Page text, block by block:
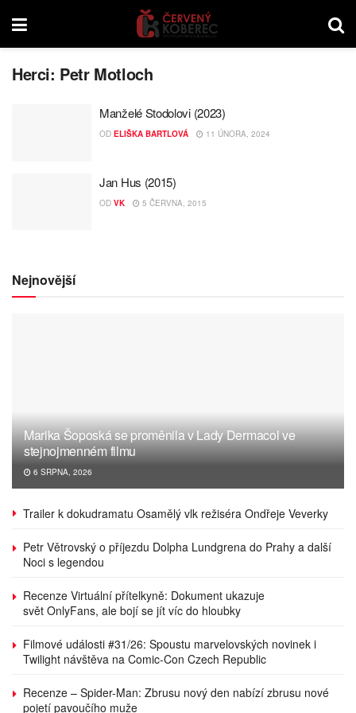
Herci: Petr Motloch
Manželé Stodolovi (2023)
OD ELIŠKA BARTLOVÁ 11 ÚNORA, 2024
Jan Hus (2015)
OD VK 5 ČERVNA, 2015
Nejnovější
Marika Šoposká se proměnila v Lady Dermacol ve
stejnojmenném filmu
6 SRPNA, 2026
Trailer k dokudramatu Osamělý vlk režiséra Ondřeje Veverky
Petr Větrovský o příjezdu Dolpha Lundgrena do Prahy a další
Noci s legendou
Recenze Virtuální přítelkyně: Dokument ukazuje
svět OnlyFans, ale bojí se jít víc do hloubky
Filmové události #31/26: Spoustu marvelovských novinek i
Twilight návštěva na Comic-Con Czech Republic
Recenze – Spider-Man: Zbrusu nový den nabízí zbrusu nové
pojetí pavoučího muže